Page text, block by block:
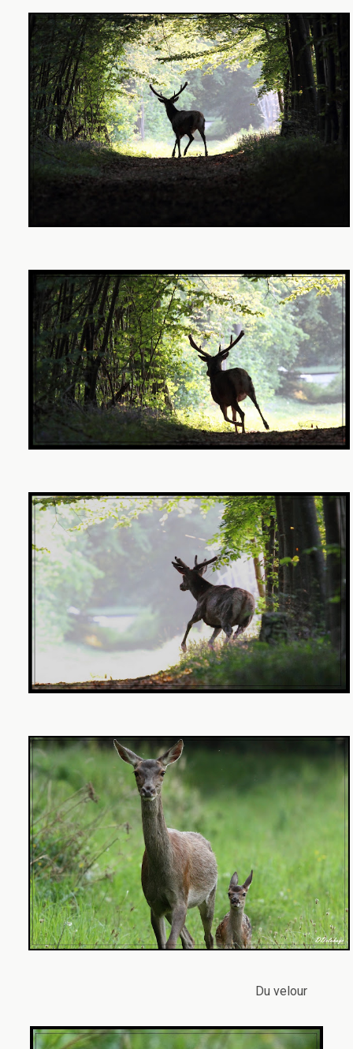
Du velour